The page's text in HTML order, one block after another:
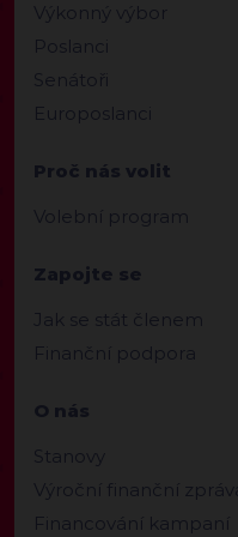
Výkonný výbor
Poslanci
Senátoři
Europoslanci
Proč nás volit
Volební program
Zapojte se
Jak se stát členem
Finanční podpora
O nás
Stanovy
Výroční finanční zpráva
Financování kampaní